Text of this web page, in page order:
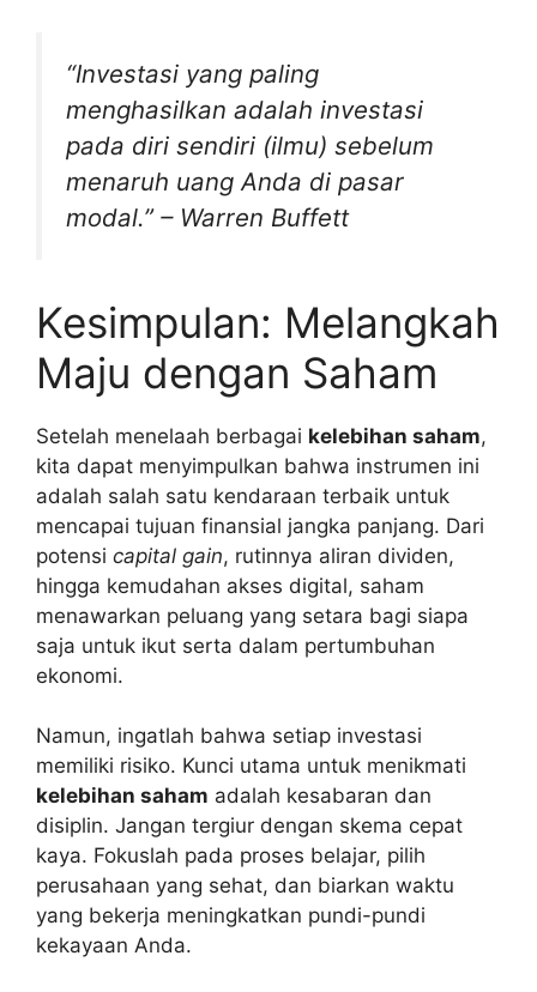
“Investasi yang paling
menghasilkan adalah investasi
pada diri sendiri (ilmu) sebelum
menaruh uang Anda di pasar
modal.” – Warren Buffett
Kesimpulan: Melangkah
Maju dengan Saham
Setelah menelaah berbagai kelebihan saham,
kita dapat menyimpulkan bahwa instrumen ini
adalah salah satu kendaraan terbaik untuk
mencapai tujuan finansial jangka panjang. Dari
potensi capital gain, rutinnya aliran dividen,
hingga kemudahan akses digital, saham
menawarkan peluang yang setara bagi siapa
saja untuk ikut serta dalam pertumbuhan
ekonomi.
Namun, ingatlah bahwa setiap investasi
memiliki risiko. Kunci utama untuk menikmati
kelebihan saham adalah kesabaran dan
disiplin. Jangan tergiur dengan skema cepat
kaya. Fokuslah pada proses belajar, pilih
perusahaan yang sehat, dan biarkan waktu
yang bekerja meningkatkan pundi-pundi
kekayaan Anda.